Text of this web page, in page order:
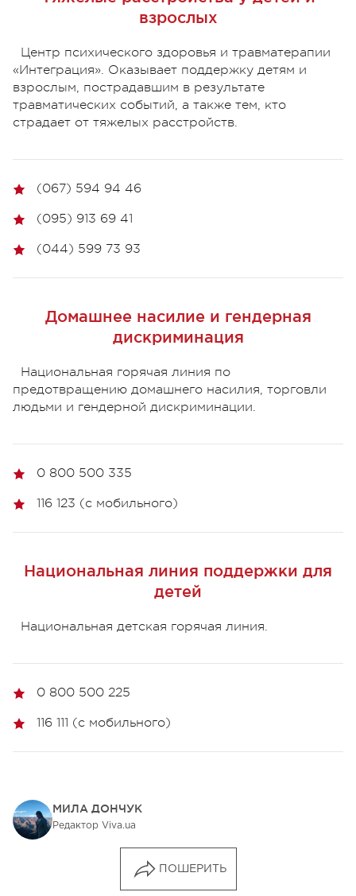
взрослых
Центр психического здоровья и травматерапии
«Интеграция». Оказывает поддержку детям и
взрослым, пострадавшим в результате
травматических событий, а также тем, кто
страдает от тяжелых расстройств.
(067) 594 94 46
(095) 913 69 41
(044) 599 73 93
Домашнее насилие и гендерная
дискриминация
Национальная горячая линия по
предотвращению домашнего насилия, торговли
людьми и гендерной дискриминации.
0 800 500 335
116 123 (с мобильного)
Национальная линия поддержки для
детей
Национальная детская горячая линия.
0 800 500 225
116 111 (с мобильного)
МИЛА ДОНЧУК
Редактор Viva.ua
ПОШЕРИТЬ